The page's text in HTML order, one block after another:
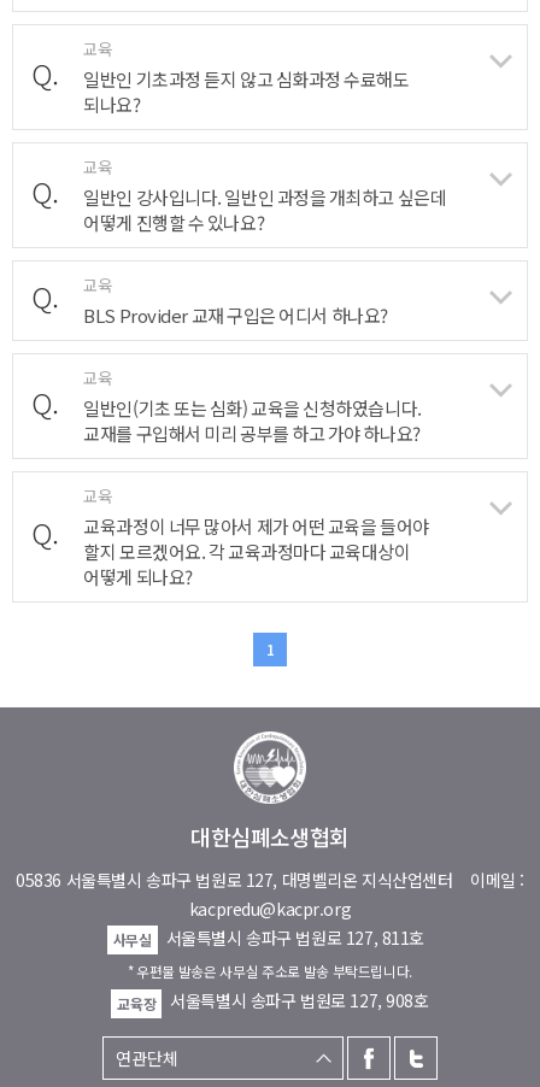
Q.
교육
일반인 기초과정 듣지 않고 심화과정 수료해도
되나요?
Q.
교육
일반인 강사입니다. 일반인 과정을 개최하고 싶은데
어떻게 진행할 수 있나요?
Q. 교육
BLS Provider 교재 구입은 어디서 하나요?
Q.
교육
일반인(기초 또는 심화) 교육을 신청하였습니다.
교재를 구입해서 미리 공부를 하고 가야 하나요?
Q.
교육
교육과정이 너무 많아서 제가 어떤 교육을 들어야
할지 모르겠어요. 각 교육과정마다 교육대상이
어떻게 되나요?
1
대한심폐소생협회
05836 서울특별시 송파구 법원로 127, 대명벨리온 지식산업센터 이메일 :
kacpredu@kacpr.org
사무실 서울특별시 송파구 법원로 127, 811호
* 우편물 발송은 사무실 주소로 발송 부탁드립니다.
교육장
서울특별시 송파구 법원로 127, 908호